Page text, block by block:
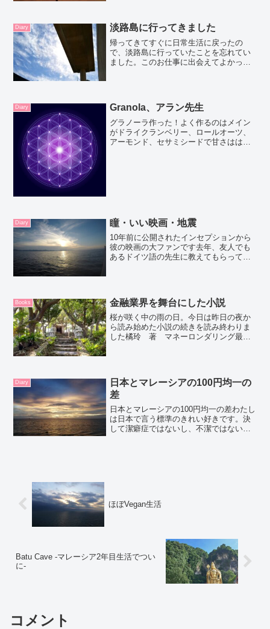
来事や、小説、人との出会い...
Diary 淡路島に行ってきました
帰ってきてすぐに日常生活に戻ったの
で、淡路島に行っていたことを忘れてい
ました。このお仕事に出会えてよかっ
はわたしが変わる必要がありそ...
Diary Granola、アラン先生
グラノーラ作った！よく作るのはメイン
がドライクランベリー、ロールオーツ、
アーモンド、セサミシードで甘さははち
Diary 瞳・いい映画・地震
10年前に公開されたインセプションから
彼の映画の大ファンです去年、友人でも
あるドイツ語の先生に教えてもらってか
ラン監督の最新作を...
Books 金融業界を舞台にした小説
桜が咲く中の雨の日。今日は昨日の夜か
ら読み始めた小説の続きを読み終わりま
した橘玲 著 マネーロンダリング最
がこの本です。日本と、香港...
Diary
日本とマレーシアの100円均一の
差
日本とマレーシアの100円均一の差わたし
は日本で言う標準のきれい好きです。決
して潔癖症ではないし、不潔ではない。
ほぼVegan生活
Batu Cave -マレーシア2年目生活でつい
に‐
コメント